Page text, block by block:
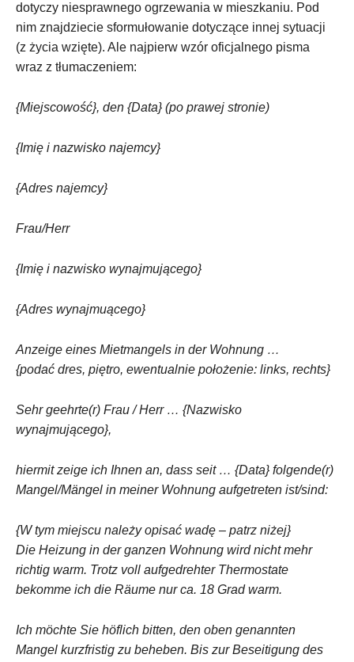
dotyczy niesprawnego ogrzewania w mieszkaniu. Pod
nim znajdziecie sformułowanie dotyczące innej sytuacji
(z życia wzięte). Ale najpierw wzór oficjalnego pisma
wraz z tłumaczeniem:
{Miejscowość}, den {Data} (po prawej stronie)
{Imię i nazwisko najemcy}
{Adres najemcy}
Frau/Herr
{Imię i nazwisko wynajmującego}
{Adres wynajmuącego}
Anzeige eines Mietmangels in der Wohnung …
{podać dres, piętro, ewentualnie położenie: links, rechts}
Sehr geehrte(r) Frau / Herr … {Nazwisko
wynajmującego},
hiermit zeige ich Ihnen an, dass seit … {Data} folgende(r)
Mangel/Mängel in meiner Wohnung aufgetreten ist/sind:
{W tym miejscu należy opisać wadę – patrz niżej}
Die Heizung in der ganzen Wohnung wird nicht mehr
richtig warm. Trotz voll aufgedrehter Thermostate
bekomme ich die Räume nur ca. 18 Grad warm.
Ich möchte Sie höflich bitten, den oben genannten
Mangel kurzfristig zu beheben. Bis zur Beseitigung des